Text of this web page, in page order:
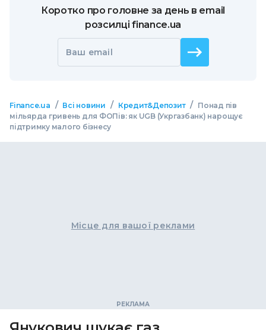
Коротко про головне за день в email
розсилці finance.ua
Ваш email
Finance.ua / Всі новини / Кредит&Депозит / Понад пів
мільярда гривень для ФОПів: як UGB (Укргазбанк) нарощує
підтримку малого бізнесу
Місце для вашої реклами